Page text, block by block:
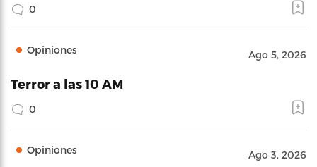
0
Opiniones Ago 5, 2026
Terror a las 10 AM
0
Opiniones Ago 3, 2026